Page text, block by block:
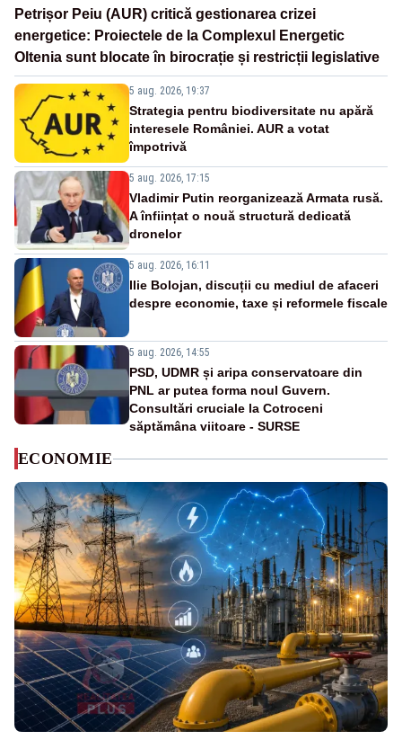
Petrișor Peiu (AUR) critică gestionarea crizei
energetice: Proiectele de la Complexul Energetic
Oltenia sunt blocate în birocrație și restricții legislative
5 aug. 2026, 19:37
Strategia pentru biodiversitate nu apără
interesele României. AUR a votat
împotrivă
5 aug. 2026, 17:15
Vladimir Putin reorganizează Armata rusă.
A înființat o nouă structură dedicată
dronelor
5 aug. 2026, 16:11
Ilie Bolojan, discuții cu mediul de afaceri
despre economie, taxe și reformele fiscale
5 aug. 2026, 14:55
PSD, UDMR și aripa conservatoare din
PNL ar putea forma noul Guvern.
Consultări cruciale la Cotroceni
săptămâna viitoare - SURSE
ECONOMIE